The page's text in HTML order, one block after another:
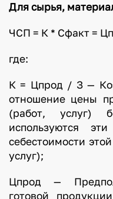
Для сырья,
ЧСП = К * Сфакт =
где:
К = Цпрод / З —
отношение цены
(работ, услуг)
используются
себестоимости
услуг);
Цпрод —
готовой